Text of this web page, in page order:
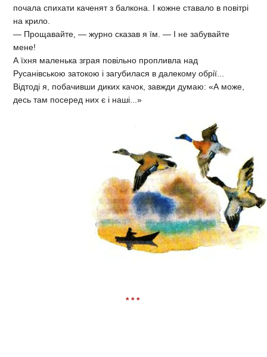
почала спихати каченят з балкона. І кожне ставало в повітрі
на крило.
— Прощавайте, — журно сказав я їм. — І не забувайте
мене!
А їхня маленька зграя повільно пропливла над
Русанівською затокою і загубилася в далекому обрії...
Відтоді я, побачивши диких качок, завжди думаю: «А може,
десь там посеред них є і наші...»
* * *